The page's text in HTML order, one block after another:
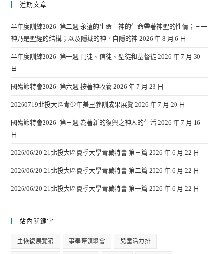
近期文章
半年度訓練2026- 第二週 永遠的生命—神的生命帶著神聖的性情；三一
神乃是聖經的結構；以及隱藏的神，自隱的神 2026 年 8 月 6 日
半年度訓練2026- 第一週 門徒、信徒、聖徒和基督徒 2026 年 7 月 30
日
國殤節特會2026- 第六週 按著神牧養 2026 年 7 月 23 日
20260719北投大區青少年美里參訓成果展覽 2026 年 7 月 20 日
國殤節特會2026- 第三週 為著新的復興之神人的生活 2026 年 7 月 16
日
2026/06/20-21北投大區夏季大學青職特會 第三篇 2026 年 6 月 22 日
2026/06/20-21北投大區夏季大學青職特會 第二篇 2026 年 6 月 22 日
2026/06/20-21北投大區夏季大學青職特會 第一篇 2026 年 6 月 22 日
站內關鍵字
主恢復展覽館 事奉帶領聚會 兒童活力排